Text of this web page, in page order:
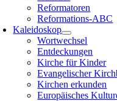
Reformatoren
Reformations-ABC
Kaleidoskop
Wortwechsel
Entdeckungen
Kirche für Kinder
Evangelischer
Kirchen erkunden
Europäisches